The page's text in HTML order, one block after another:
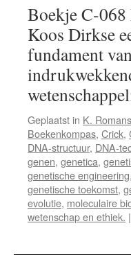
Boekje C-
Koos Dirkse
fundament
Geplaatst in K.
Boekenkompas, Crick,
DNA-structuur, DNA-
genen, genetica,
genetische engineering,
genetische toekomst,
evolutie, moleculaire
wetenschap en ethiek. |